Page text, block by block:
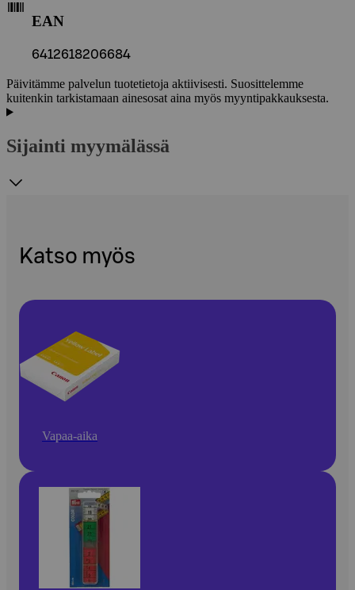
EAN
6412618206684
Päivitämme palvelun tuotetietoja aktiivisesti. Suosittelemme
kuitenkin tarkistamaan ainesosat aina myös myyntipakkauksesta.
Sijainti myymälässä
Katso myös
Vapaa-aika